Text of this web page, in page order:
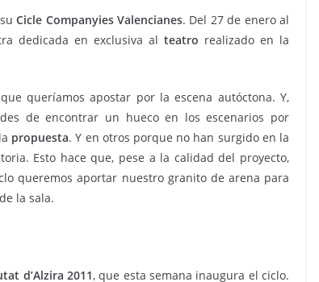
suCicle Companyies Valencianes. Del 27 de enero al
dedicada en exclusiva al teatro realizado en la
queríamos apostar por la escena autóctona. Y,
de encontrar un hueco en los escenarios por
propuesta. Y en otros porque no han surgido en la
Esto hace que, pese a la calidad del proyecto,
queremos aportar nuestro granito de arena para
la sala.
d’Alzira 2011, que esta semana inaugura el ciclo.